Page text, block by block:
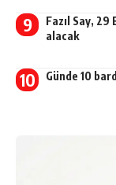
Fazıl Say, 29
alacak
Günde 10